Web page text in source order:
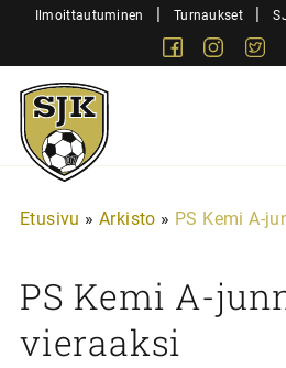
SiirryIlmoittautuminen | Turnaukset |
Facebook
Sjk-
Juniorit
Etusivu » Arkisto » PS Kemi A-
PS Kemi A-
vieraaksi